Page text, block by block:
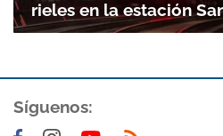
rieles en la estación
Síguenos: